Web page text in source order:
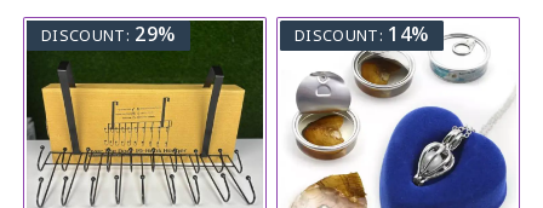
DISCOUNT: 29% DISCOUNT: 14%